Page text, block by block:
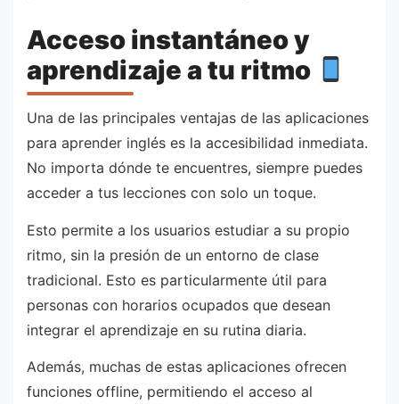
Acceso instantáneo y
aprendizaje a tu ritmo
Una de las principales ventajas de las aplicaciones
para aprender inglés es la accesibilidad inmediata.
No importa dónde te encuentres, siempre puedes
acceder a tus lecciones con solo un toque.
Esto permite a los usuarios estudiar a su propio
ritmo, sin la presión de un entorno de clase
tradicional. Esto es particularmente útil para
personas con horarios ocupados que desean
integrar el aprendizaje en su rutina diaria.
Además, muchas de estas aplicaciones ofrecen
funciones offline, permitiendo el acceso al